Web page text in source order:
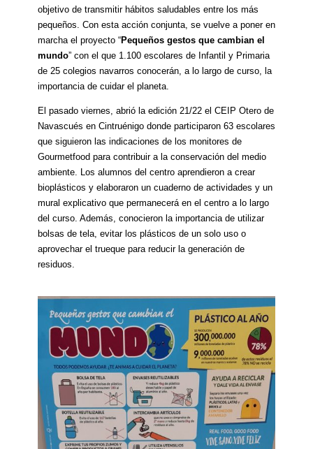
objetivo de transmitir hábitos saludables entre los más
pequeños. Con esta acción conjunta, se vuelve a poner en
marcha el proyecto “Pequeños gestos que cambian el
mundo” con el que 1.100 escolares de Infantil y Primaria
de 25 colegios navarros conocerán, a lo largo de curso, la
importancia de cuidar el planeta.
El pasado viernes, abrió la edición 21/22 el CEIP Otero de
Navascués en Cintruénigo donde participaron 63 escolares
que siguieron las indicaciones de los monitores de
Gourmetfood para contribuir a la conservación del medio
ambiente. Los alumnos del centro aprendieron a crear
bioplásticos y elaboraron un cuaderno de actividades y un
mural explicativo que permanecerá en el centro a lo largo
del curso. Además, conocieron la importancia de utilizar
bolsas de tela, evitar los plásticos de un solo uso o
aprovechar el trueque para reducir la generación de
residuos.